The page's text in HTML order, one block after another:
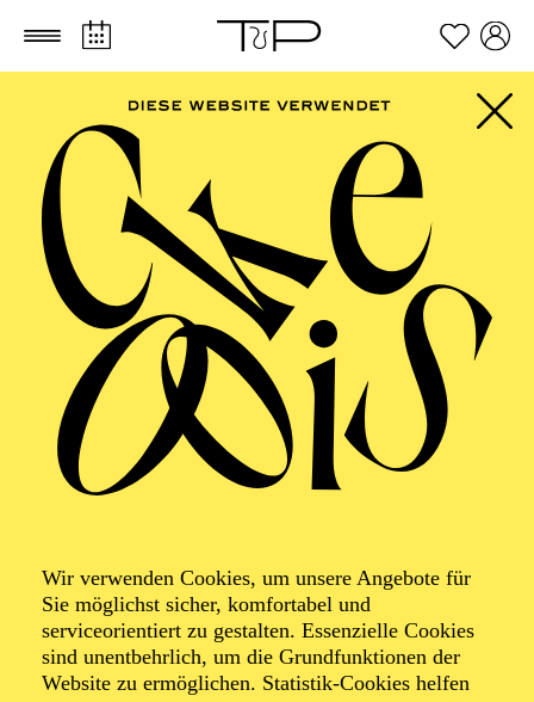
Zum Hauptinhalt springen Zum Footer springen
Wir verwenden Cookies, um unsere Angebote für
Sie möglichst sicher, komfortabel und
serviceorientiert zu gestalten. Essenzielle Cookies
sind unentbehrlich, um die Grundfunktionen der
Website zu ermöglichen. Statistik-Cookies helfen
AALTO
MUSIKTHEATER,
AALTO BALLETT
ESSEN, SCHAUSPIEL
ESSEN, ESSENER
PHILHARMONIKER,
PHILHARMONIE
ESSEN